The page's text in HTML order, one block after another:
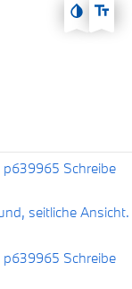
Zum Hauptmenü
p639965 Schreibe
p639965 Schreibe